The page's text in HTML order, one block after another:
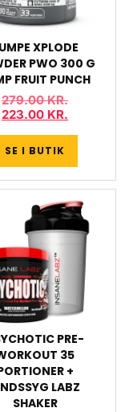
XPLODE
PWO 300 G
FRUIT PUNCH
279.00KR.
223.00 KR.
SE I BUTIK
PRE-
35
+
LABZ
SHAKER